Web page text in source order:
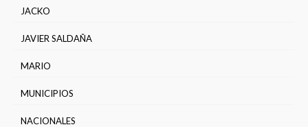
JACKO
JAVIER SALDAÑA
MARIO
MUNICIPIOS
NACIONALES